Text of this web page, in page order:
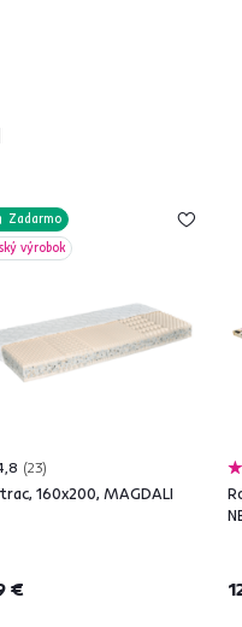
Zadarmo
výrobok
23
160x200, MAGDALI
€